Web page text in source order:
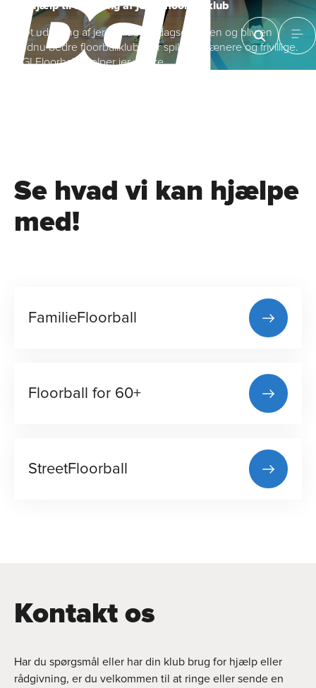
Få hjælp til udvikling af jeres floorballklub
Sæt udvikling af jeres klub på dagsordenen og bliv en
endnu bedre floorballklub - for spillere, trænere og frivillige.
DGI Floorball hjælper jer videre.
Se hvad vi kan hjælpe
med!
FamilieFloorball
Floorball for 60+
StreetFloorball
Kontakt os
Har du spørgsmål eller har din klub brug for hjælp eller
rådgivning, er du velkommen til at ringe eller sende en